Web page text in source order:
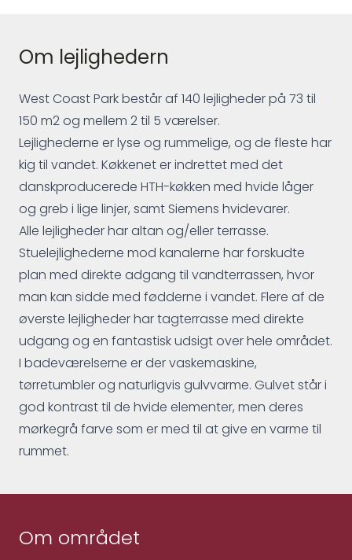
Om lejlighedern
West Coast Park består af 140 lejligheder på 73 til
150 m2 og mellem 2 til 5 værelser.
Lejlighederne er lyse og rummelige, og de fleste har
kig til vandet. Køkkenet er indrettet med det
danskproducerede HTH-køkken med hvide låger
og greb i lige linjer, samt Siemens hvidevarer.
Alle lejligheder har altan og/eller terrasse.
Stuelejlighederne mod kanalerne har forskudte
plan med direkte adgang til vandterrassen, hvor
man kan sidde med fødderne i vandet. Flere af de
øverste lejligheder har tagterrasse med direkte
udgang og en fantastisk udsigt over hele området.
I badeværelserne er der vaskemaskine,
tørretumbler og naturligvis gulvvarme. Gulvet står i
god kontrast til de hvide elementer, men deres
mørkegrå farve som er med til at give en varme til
rummet.
Om området